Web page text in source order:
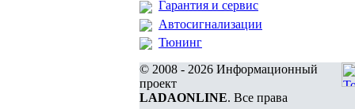
Гарантия и сервис
Автосигнализации
Тюнинг
© 2008 - 2026 Информационный
проект
LADAONLINE. Все права